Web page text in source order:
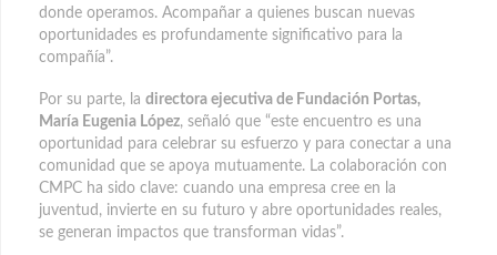
donde operamos. Acompañar a quienes buscan nuevas
oportunidades es profundamente significativo para la
compañía”.
Por su parte, la directora ejecutiva de Fundación Portas,
María Eugenia López, señaló que “este encuentro es una
oportunidad para celebrar su esfuerzo y para conectar a una
comunidad que se apoya mutuamente. La colaboración con
CMPC ha sido clave: cuando una empresa cree en la
juventud, invierte en su futuro y abre oportunidades reales,
se generan impactos que transforman vidas”.